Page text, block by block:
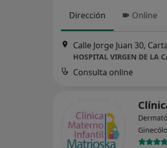
Dirección Online
Calle Jorge Juan 30,
HOSPITAL VIRGEN DE LA
Consulta online